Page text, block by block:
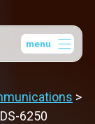
menu
>
DS-6250